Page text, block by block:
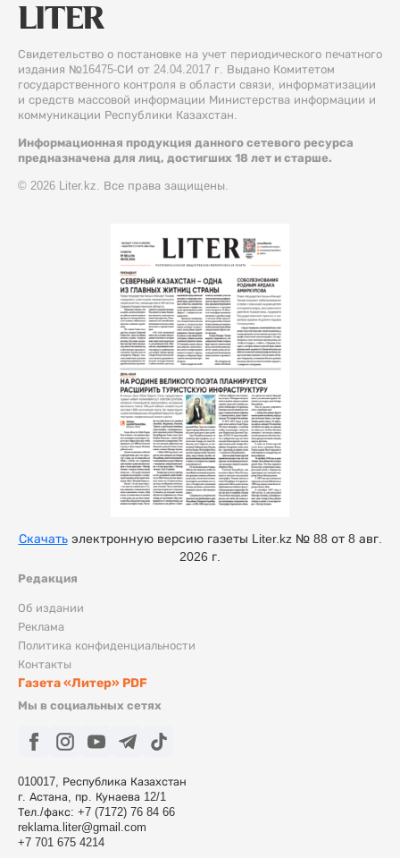
Свидетельство о постановке на учет периодического печатного
издания №16475-СИ от 24.04.2017 г. Выдано Комитетом
государственного контроля в области связи, информатизации
и средств массовой информации Министерства информации и
коммуникации Республики Казахстан.
Информационная продукция данного сетевого ресурса
предназначена для лиц, достигших 18 лет и старше.
© 2026 Liter.kz. Все права защищены.
Редакция
Об издании
Реклама
Политика конфиденциальности
Контакты
Газета «Литер» PDF
Мы в социальных сетях
010017, Республика Казахстан
г. Астана, пр. Кунаева 12/1
Тел./факс: +7 (7172) 76 84 66
reklama.liter@gmail.com
+7 701 675 4214
Скачатьэлектронную версию газеты Liter.kz № 88 от 8 авг.
2026 г.